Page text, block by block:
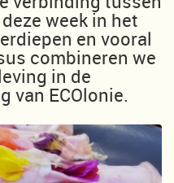
week in het
en vooral
combineren we
in de
van ECOlonie.